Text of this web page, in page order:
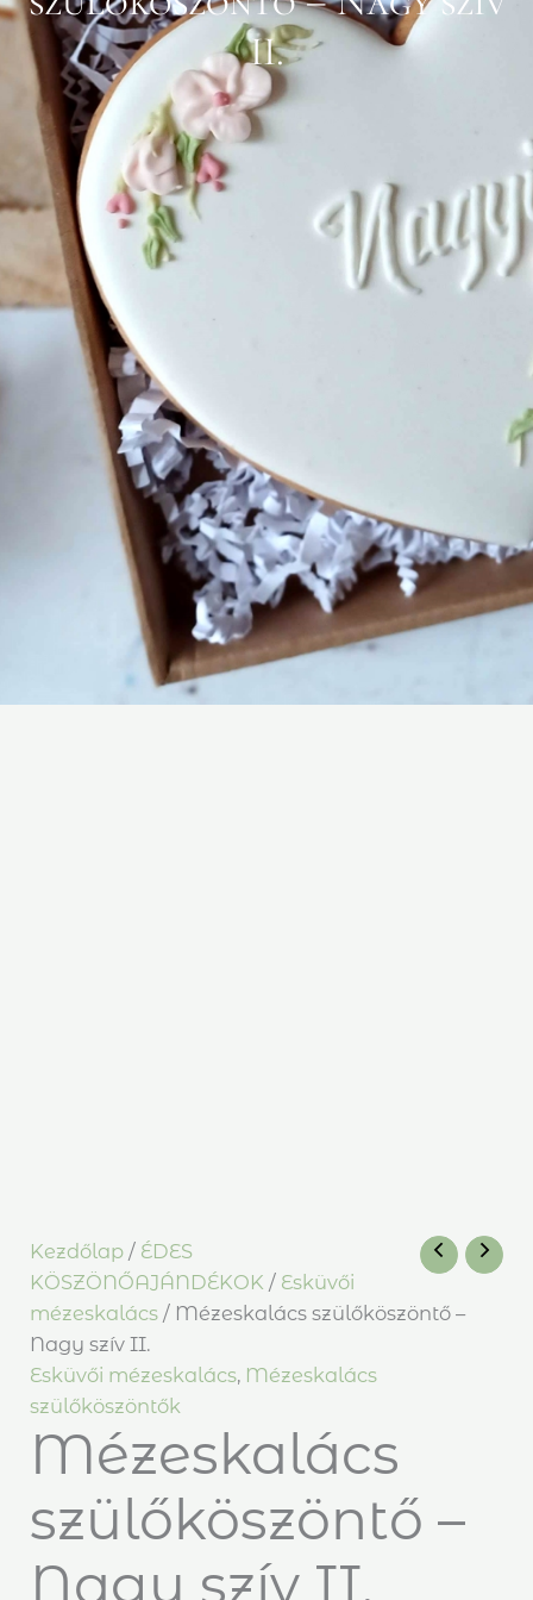
II.
Kezdőlap / ÉDES
KÖSZÖNŐAJÁNDÉKOK / Esküvői
mézeskalács / Mézeskalács szülőköszöntő –
Nagy szív II.
Esküvői mézeskalács, Mézeskalács
szülőköszöntők
Mézeskalács
szülőköszöntő –
Nagy szív II.